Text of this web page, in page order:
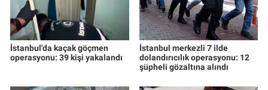
İstanbul'da kaçak göçmen
operasyonu: 39 kişi yakalandı
İstanbul merkezli 7 ilde
dolandırıcılık operasyonu: 12
şüpheli gözaltına alındı